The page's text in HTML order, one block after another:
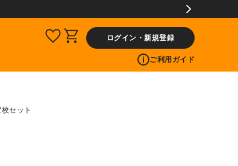
ログイン・新規登録
ご利用ガイド
セット